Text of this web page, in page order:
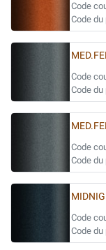
Code
Code du
Code
Code du
Code
Code du
Code
Code du